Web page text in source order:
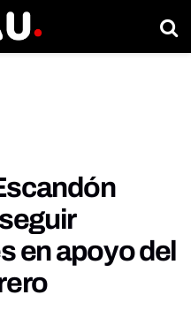
en apoyo del